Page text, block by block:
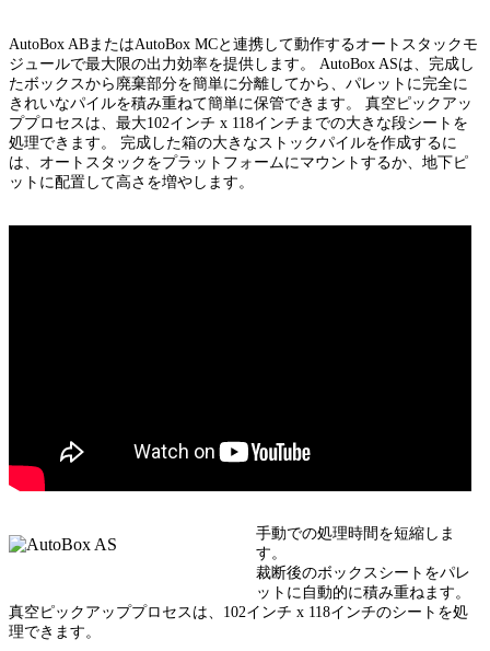
AutoBox ABまたはAutoBox MCと連携して動作するオートスタックモ
ジュールで最大限の出力効率を提供します。 AutoBox ASは、完成し
たボックスから廃棄部分を簡単に分離してから、パレットに完全に
きれいなパイルを積み重ねて簡単に保管できます。 真空ピックアッ
ププロセスは、最大102インチ x 118インチまでの大きな段シートを
処理できます。 完成した箱の大きなストックパイルを作成するに
は、オートスタックをプラットフォームにマウントするか、地下ピ
ットに配置して高さを増やします。
手動での処理時間を短縮しま
す。
裁断後のボックスシートをパレ
ットに自動的に積み重ねます。
真空ピックアッププロセスは、102インチ x 118インチのシートを処
理できます。